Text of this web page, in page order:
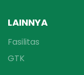
LAINNYA
Fasilitas
GTK